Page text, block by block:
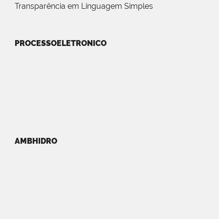
Transparência em Linguagem Simples
PROCESSOELETRONICO
AMBHIDRO